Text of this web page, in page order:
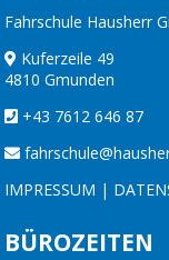
Fahrschule Hausherr
Kuferzeile 49
4810 Gmunden
+43 7612 646 87
IMPRESSUM |
BÜROZEITEN